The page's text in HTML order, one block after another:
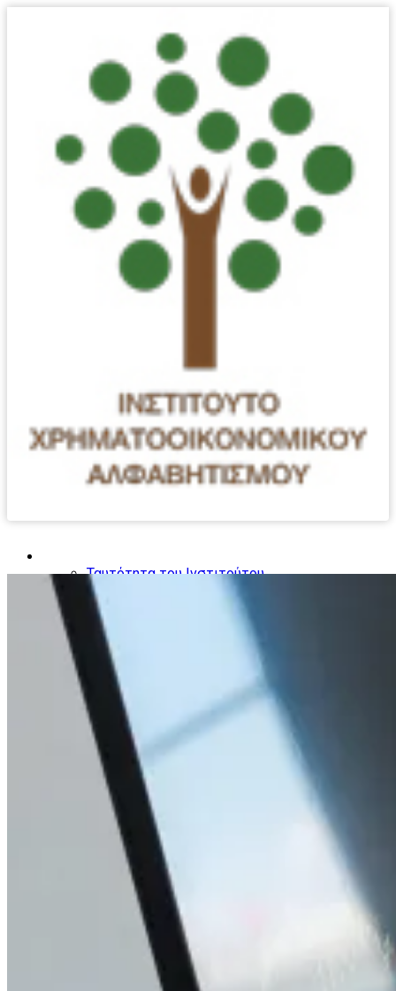
Ταυτότητα του Ινστιτούτου
Τομείς Δραστηριοποίησης
Ομάδες ενδιαφέροντος
Παιδιά
Έφηβοι
Νέοι Γονείς
Γυναίκες
Συνταξιούχοι
Μετανάστες
Ο κύκλος του χρήματος
Κερδίζω
Καταναλώνω
Αποταμιεύω
Ασφαλίζομαι
Επενδύω
Δανείζομαι
Δωρίζω
ΤΑ ΚΑΛΎΤΕΡΑ ΚΑΙ
ΤΑ ΧΕΙΡΌΤΕΡΑ
ΕΛΛΗΝΙΚΆ
ΜΕΤΟΧΙΚΆ
ΑΜΟΙΒΑΊΑ ΓΙΑ ΤΟ